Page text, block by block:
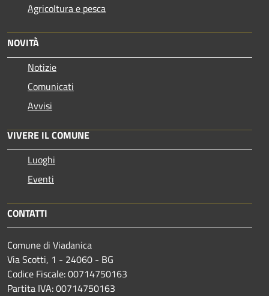
Agricoltura e pesca
NOVITÀ
Notizie
Comunicati
Avvisi
VIVERE IL COMUNE
Luoghi
Eventi
CONTATTI
Comune di Viadanica
Via Scotti, 1 - 24060 - BG
Codice Fiscale: 00714750163
Partita IVA: 00714750163